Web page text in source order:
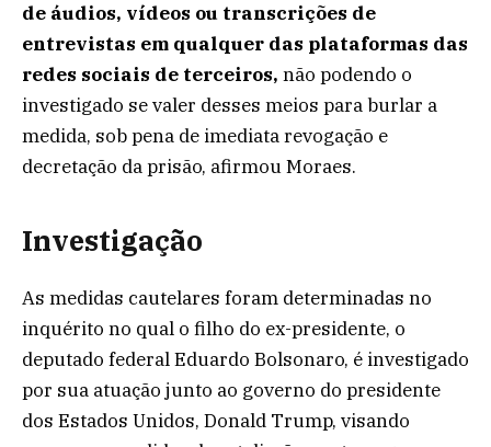
de áudios, vídeos ou transcrições de
entrevistas em qualquer das plataformas das
redes sociais de terceiros, não podendo o
investigado se valer desses meios para burlar a
medida, sob pena de imediata revogação e
decretação da prisão, afirmou Moraes.
Investigação
As medidas cautelares foram determinadas no
inquérito no qual o filho do ex-presidente, o
deputado federal Eduardo Bolsonaro, é investigado
por sua atuação junto ao governo do presidente
dos Estados Unidos, Donald Trump, visando